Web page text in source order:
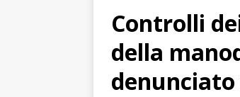
Controlli
della